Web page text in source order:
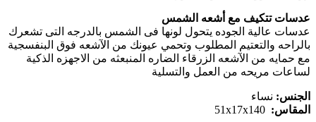
عدسات تتكيف مع أشعه الشمس
عدسات عالية الجوده يتحول لونها فى الشمس بالدرجه التى تشعرك
بالراحه والتعتيم المطلوب وتحمي عيونك من الآشعه فوق البنفسجية
مع حمايه من الآشعه الزرقاء الضاره المنبعثه من الاجهزه الذكية
لساعات مريحه من العمل والتسلية
الجنس: نساء
المقاس: